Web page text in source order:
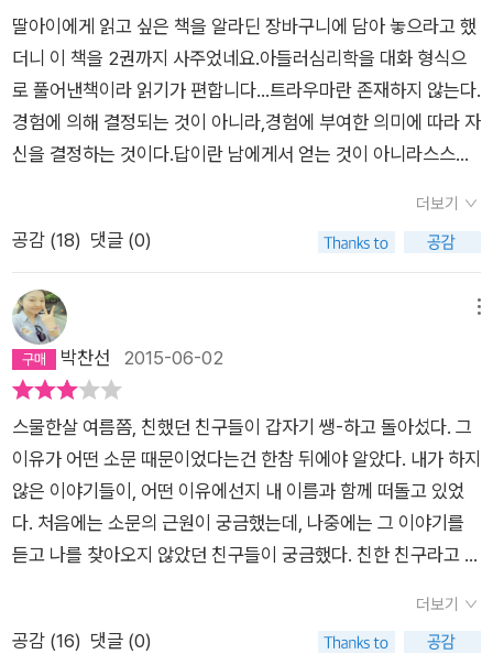
만난 건 내 인생 최대의 기적이다!” 《미움받을 용기》는 아들러 심
리학에 관한 일본의 제1인자인 철학자 기시미 이치로의 명 해석
과 베스트셀러 작가인 고가 후미타케의 맛깔스러운 글이 잘 결합
되어 새로운 형식을 선보인다. 아들러 심리학을 공부한 ‘철학
자’와 세상에 부정적이고 열등감 많은 ‘청년’이 다섯 번의 만남을
하는 질문에 답을 찾아가는 여정을 그렸다. 플라톤의 명저 《대화
편》을 차용한 구성으로 마치 연극을 보는 듯한 느낌을 주어 쉽고
흥미진진하게 읽을 수 있으며, 생동감마저 느껴진다. 첫 번째 밤
‘트라우마를 부정하라’, 두 번째 밤 ‘모든 고민은 인간관계에서 비
롯된다’, 세 번째 밤 ‘타인의 과제를 버리라’, 네 번째 밤 ‘세계의 중
심은 어디에 있는가’, 다섯 번째 밤 ‘지금, 여기를 진지하게 살아간
다’의 순서로 진행되는 철학자와 청년의 대화는 점점 긴장을 불러
일으키며 재미를 더한다. 특히 철학자의 주장에 이어지는 청년의
반박이 공감대를 한껏 불러일으킨다. 이 책을 감수한 문화심리학
자이자 《남자의 물건》의 저자인 김정운 교수도 “이 책은 다르다.
윽박지르지 않고, 논리적으로 조곤조곤 따진다. 책 속의 청년처럼
‘이건 또 뭔 소리지?’ 하는 의문이 자주 든다. 그리고 저자의 논리
러 역사를 다시 썼다는 평가를 받는 한편, 전 세계 40여 개국 이
생의 과제에 춤 추듯 즐겁게 몰두해야한다. 그래야 내 인생을 살
수 있다.｀｀자랑하는 사람은 열등감을 느끼는 사람. 거짓 우월
성｀｀우월성을 추구한다는건 자신의 발을 한발 앞으로 내디디
려는 의지.｀
딸아이에게 읽고 싶은 책을 알라딘 장바구니에 담아 놓으라고 했
더니 이 책을 2권까지 사주었네요.아들러심리학을 대화 형식으
로 풀어낸책이라 읽기가 편합니다...트라우마란 존재하지 않는다.
경험에 의해 결정되는 것이 아니라,경험에 부여한 의미에 따라 자
신을 결정하는 것이다.답이란 남에게서 얻는 것이 아니라스스로
어떻게 활용할 것인가이다.모든 인간은 같지는 않지만 대등하다.
갓난아기까지도...타인에게 인정 받으려는 삶을 살 필요는없다.내
단 말인가?-----유대교 교리모든 고민은 인간관계에서 비롯한
다.소속감이란 스스로 획득하는 것이다.더 큰 공동체의 목소리를
들어라!인간이 남을 칭찬할 때 그 목적은 자기보다 능력이 뒤떨어
제대 복학하기 전에 아르바이트 할 때가 생각이 떠올라서다.그 때
만해도 손쉽게 알바자리를 구할 수있어서 단순 노동의 시계공장
에서 일할때였다. 세명이 아홉시에 갔는데 두명은 상하차 작업이
힘들다며 말도 없이 사라졌다. 결국 나 혼자 남아 칭찬에군기가
남아 있어 일주일간 일을 했다.지금 생각해보니 그때는 정말 내가
일을잘 해서였다고 믿었다.....이제는 이 책의 글이 아니더라도 세
상을조금은 안다고 해야하나 나이 들어 좋은 점은 경험이라는 자
더보기
공감 (18) 댓글 (0)
박찬선 2015-06-02
스물한살 여름쯤, 친했던 친구들이 갑자기 쌩-하고 돌아섰다. 그
이유가 어떤 소문 때문이었다는건 한참 뒤에야 알았다. 내가 하지
않은 이야기들이, 어떤 이유에선지 내 이름과 함께 떠돌고 있었
다. 처음에는 소문의 근원이 궁금했는데, 나중에는 그 이야기를
듣고 나를 찾아오지 않았던 친구들이 궁금했다. 친한 친구라고 생
이 남았다. 그렇게 나는, 영문도 모른 채 대학시절 좋은 친구들을
잃었다. 그 일이 있고 몇 달동안, 나는 대인기피증 비슷한 것에 시
더보기
공감 (16) 댓글 (0)